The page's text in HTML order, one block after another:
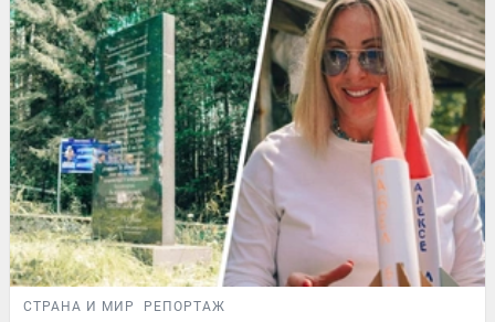
СТРАНА И МИР РЕПОРТАЖ